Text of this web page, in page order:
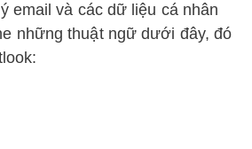
email và các dữ liệu cá nhân
những thuật ngữ dưới đây, đó